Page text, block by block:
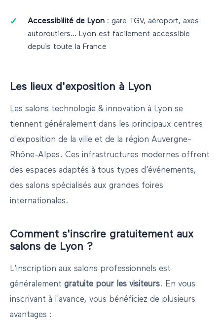
Accessibilité de Lyon : gare TGV, aéroport, axes
autoroutiers... Lyon est facilement accessible
depuis toute la France
Les lieux d'exposition à Lyon
Les salons technologie & innovation à Lyon se
tiennent généralement dans les principaux centres
d'exposition de la ville et de la région Auvergne-
Rhône-Alpes. Ces infrastructures modernes offrent
des espaces adaptés à tous types d'événements,
des salons spécialisés aux grandes foires
internationales.
Comment s'inscrire gratuitement aux
salons de Lyon ?
L'inscription aux salons professionnels est
généralement gratuite pour les visiteurs. En vous
inscrivant à l'avance, vous bénéficiez de plusieurs
avantages :